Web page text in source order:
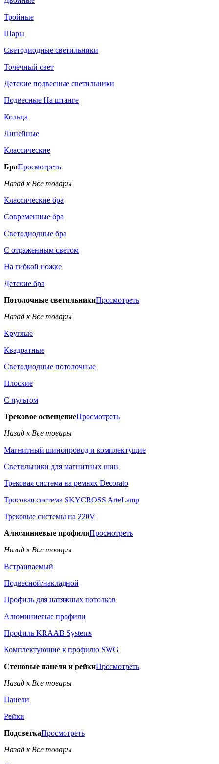
Тройные
Шары
Светодиодные светильники
Точечный свет
Детские подвесные светильники
Подвесные На штанге
Кольца
Линейные
Классические
БраПросмотреть
Назад к Все товары
Классические бра
Современные бра
Светодиодные бра
С отраженным светом
На гибкой ножке
Детские бра
Потолочные светильникиПросмотреть
Назад к Все товары
Круглые
Квадратные
Светодиодные потолочные
Плоские
С пультом
Трековое освещениеПросмотреть
Назад к Все товары
Магнитный шинопровод и комплектущие
Светильники для магнитных шин
Трековая система на ремнях Decorato
Тросовая система SKYCROSS ArteLamp
Трековые системы на 220V
Алюминиевые профилиПросмотреть
Назад к Все товары
Встраиваемый
Подвесной/накладной
Профиль для натяжных потолков
Алюминиевые профили
Профиль KRAAB Systems
Комплектующие к профилю SWG
Стеновые панели и рейкиПросмотреть
Назад к Все товары
Панели
Рейки
ПодсветкаПросмотреть
Назад к Все товары